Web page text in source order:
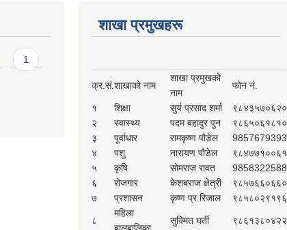
1
शाखा प्रमुखहरू
क्र.सं.शाखाको नाम
शाखा प्रमुखको
नाम
फोन नं.
१ शिक्षा सुर्य प्रसाद शर्मा
९८४३५७०६२०
२
स्वास्थ्य पदम बहादुर पुन
९८६५०६१८१०
३
पूर्वाधार रामकृष्ण पौडेल
9857679393
४
पशु नारायण पौडेल
९८४७७१००६१
५
कृषि सोमराज रावत
9858322588
६
रोजगार केशबराज क्षेत्री
९८५७६६०६६०
७
प्रशासन कृष्ण प्र.रिजाल ९८५८०२९१९६
८
महिला
बालबालिका
सुक्मित घर्ती ९८६१३८०४२२